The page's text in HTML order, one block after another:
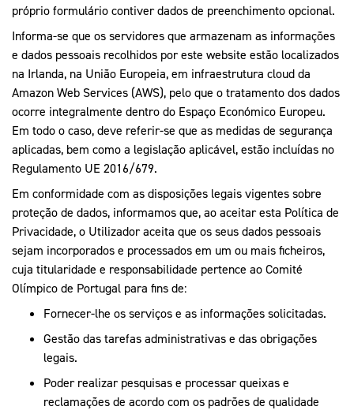
próprio formulário contiver dados de preenchimento opcional.
Informa-se que os servidores que armazenam as informações
e dados pessoais recolhidos por este website estão localizados
na Irlanda, na União Europeia, em infraestrutura cloud da
Amazon Web Services (AWS), pelo que o tratamento dos dados
ocorre integralmente dentro do Espaço Económico Europeu.
Em todo o caso, deve referir-se que as medidas de segurança
aplicadas, bem como a legislação aplicável, estão incluídas no
Regulamento UE 2016/679.
Em conformidade com as disposições legais vigentes sobre
proteção de dados, informamos que, ao aceitar esta Política de
Privacidade, o Utilizador aceita que os seus dados pessoais
sejam incorporados e processados em um ou mais ficheiros,
cuja titularidade e responsabilidade pertence ao Comité
Olímpico de Portugal para fins de:
Fornecer-lhe os serviços e as informações solicitadas.
Gestão das tarefas administrativas e das obrigações
legais.
Poder realizar pesquisas e processar queixas e
reclamações de acordo com os padrões de qualidade